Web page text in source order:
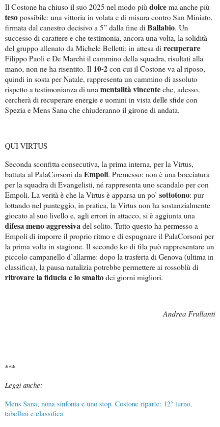
Il Costone ha chiuso il suo 2025 nel modo più dolcema anche più
tesopossibile: una vittoria in volata e di misura contro San Miniato,
firmata dal canestro decisivo a 5” dalla fine di Ballabio. Un
successo di carattere e che testimonia, ancora una volta, la solidità
del gruppo allenato da Michele Belletti: in attesa di recuperare
Filippo Paoli e De Marchi il cammino della squadra, risultati alla
mano, non ne ha risentito. Il 10-2con cui il Costone va al riposo,
quindi in sosta per Natale, rappresenta un cammino di assoluto
rispetto a testimonianza di una mentalità vincenteche, adesso,
cercherà di recuperare energie e uomini in vista delle sfide con
Spezia e Mens Sana che chiuderanno il girone di andata.
QUI VIRTUS
Seconda sconfitta consecutiva, la prima interna, per la Virtus,
battuta al PalaCorsoni da Empoli. Premesso: non è una bocciatura
per la squadra di Evangelisti, né rappresenta uno scandalo per con
Empoli. La verità è che la Virtus è apparsa un po’ sottotono: pur
lottando nel punteggio, in pratica, la Virtus non ha sostanzialmente
giocato al suo livello e, agli errori in attacco, si è aggiunta una
difesa meno aggressivadel solito. Tutto questo ha permesso a
Empoli di imporre il proprio ritmo e di espugnare il PalaCorsoni per
la prima volta in stagione. Il secondo ko di fila può rappresentare un
piccolo campanello d’allarme: dopo la trasferta di Genova (ultima in
classifica), la pausa natalizia potrebbe permettere ai rossoblù di
ritrovare la fiducia e lo smaltodei giorni migliori.
Andrea Frullanti
***
Leggi anche:
Mens Sana, nona sinfonia e uno stop. Costone riparte: 12° turno,
tabellini e classifica